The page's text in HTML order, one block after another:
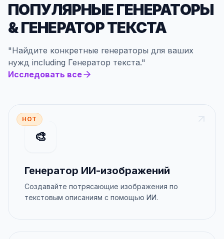
ПОПУЛЯРНЫЕ ГЕНЕРАТОРЫ
&ГЕНЕРАТОР ТЕКСТА
"Найдите конкретные генераторы для ваших
нужд including Генератор текста."
Исследовать все
HOT
🎨
Генератор ИИ-изображений
Создавайте потрясающие изображения по
текстовым описаниям с помощью ИИ.